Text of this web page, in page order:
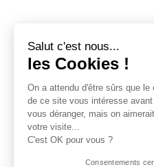
Salut c'est nous...
les Cookies !
On a attendu d'être sûrs que le
de ce site vous intéresse
vous déranger, mais on
votre visite...
C'est OK pour vous ?
Consentements